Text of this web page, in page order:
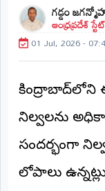
విభాగాలు
(MAIN)
వినోదం
భక్తి
క్రీడలు
జాతీయం
గడ్డం
ఆంధ్రప్రదేశ్
01 Jul, 2026 -
సికింద్రాబాద్‌లోని
నిల్వలను
సందర్భంగా
లోపాలు